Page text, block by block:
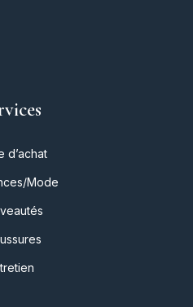
d’achat
Mode